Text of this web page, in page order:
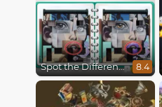
Spot the Difference 3 8.4